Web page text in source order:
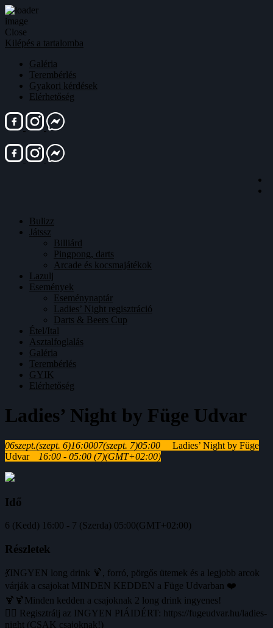
Close
Kilépés a tartalomba
Galéria
Terembérlés
Gyakori kérdések
Elérhetőség
Bulizz
Játssz
Billiárd
Pingpong, darts
Arcade és kocsmajátékok
Lazulj
Események
Eseménynaptár
Ladies’ Night regisztráció
Darts & Beers Cup
Étel/Ital
Asztalfoglalás
Galéria
Terembérlés
GYIK
Elérhetőség
Ladies’ Night by Füge Udvar
06szept.(szept. 6)16:0007(szept. 7)05:00
Ladies’ Night by Füge
Udvar
16:00 - 05:00 (7)(GMT+02:00)
Idő
6 (Kedd) 16:00 - 7 (Szerda) 05:00(GMT+02:00)
Részletek
💃INGYEN long drink 🍹, forró, pörgős ütemek és a legjobb arcok
várják a csajokat MINDEN KEDDEN a Füge Udvarban ❤️
🍹🍹Minden kedden a csajoknak 2 long drink ingyenes!
🙋‍♀️ Regisztrálj az INGYEN PIÁIDÉRT: https://fugeudvar.hu/ladies-
night (CSAK csajoknak!)